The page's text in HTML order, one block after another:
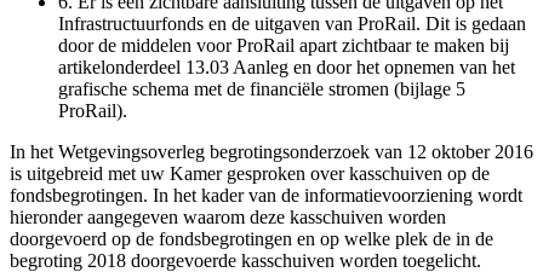
Infrastructuurfonds en de uitgaven van ProRail. Dit is gedaan
door de middelen voor ProRail apart zichtbaar te maken bij
artikelonderdeel 13.03 Aanleg en door het opnemen van het
grafische schema met de financiële stromen (bijlage 5
ProRail).
In het Wetgevingsoverleg begrotingsonderzoek van 12 oktober 2016
is uitgebreid met uw Kamer gesproken over kasschuiven op de
fondsbegrotingen. In het kader van de informatievoorziening wordt
hieronder aangegeven waarom deze kasschuiven worden
doorgevoerd op de fondsbegrotingen en op welke plek de in de
begroting 2018 doorgevoerde kasschuiven worden toegelicht.